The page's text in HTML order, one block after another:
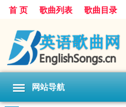
首 页 歌曲列表 歌曲目录
网站导航